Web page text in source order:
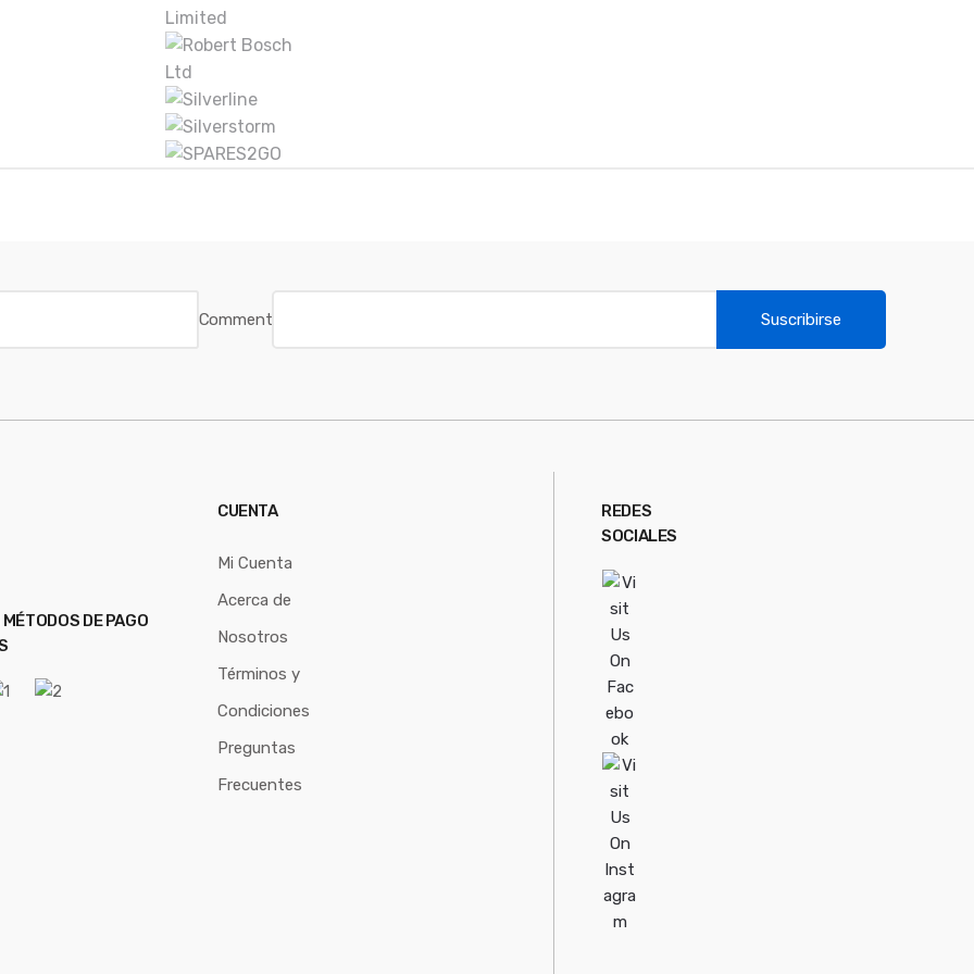
Comment Suscribirse
DE PAGO
CUENTA
Mi Cuenta
Acerca de
Nosotros
Términos y
Condiciones
Preguntas
Frecuentes
REDES
SOCIALES